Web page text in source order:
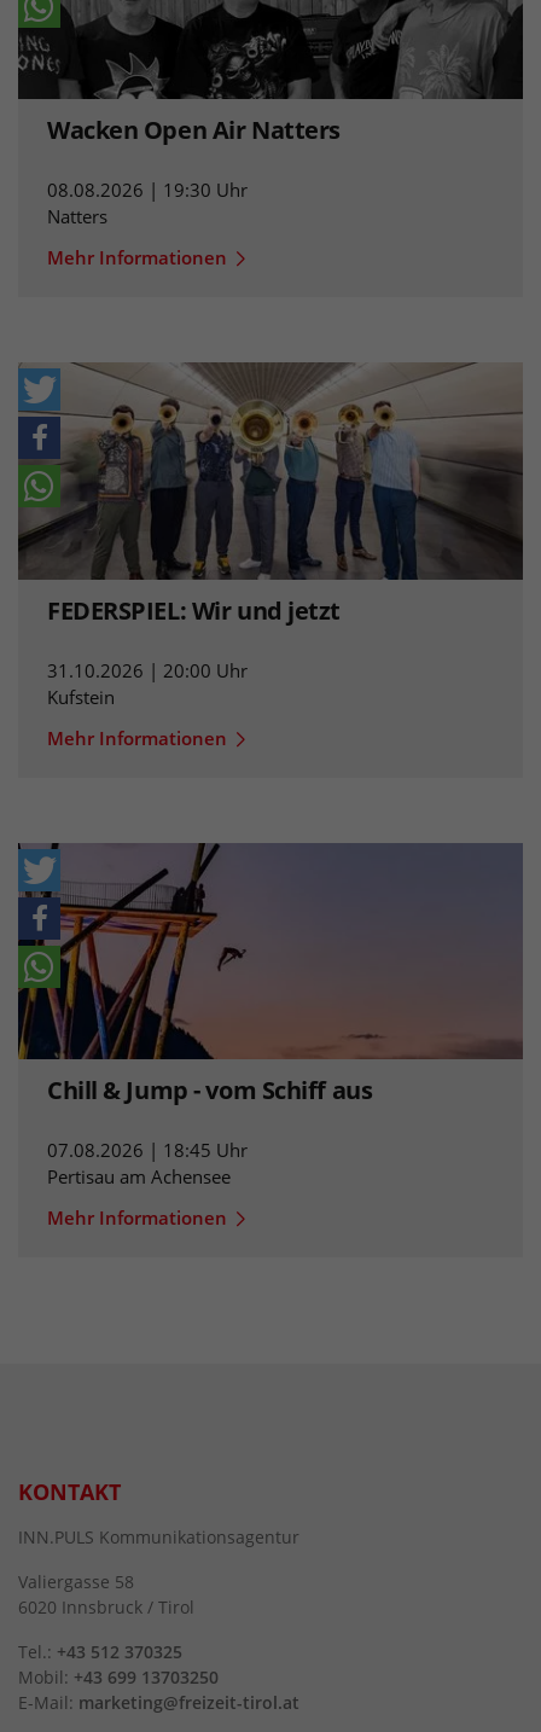
Wacken Open Air Natters
08.08.2026 | 19:30 Uhr
Natters
Mehr Informationen
FEDERSPIEL: Wir und jetzt
31.10.2026 | 20:00 Uhr
Kufstein
Mehr Informationen
Chill & Jump - vom Schiff aus
07.08.2026 | 18:45 Uhr
Pertisau am Achensee
Mehr Informationen
KONTAKT
INN.PULS Kommunikationsagentur
Valiergasse 58
6020 Innsbruck / Tirol
Tel.: +43 512 370325
Mobil: +43 699 13703250
E-Mail: marketing@freizeit-tirol.at